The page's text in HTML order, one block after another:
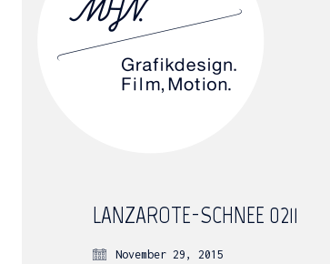
LANZAROTE-SCHNEE_0211
November 29, 2015